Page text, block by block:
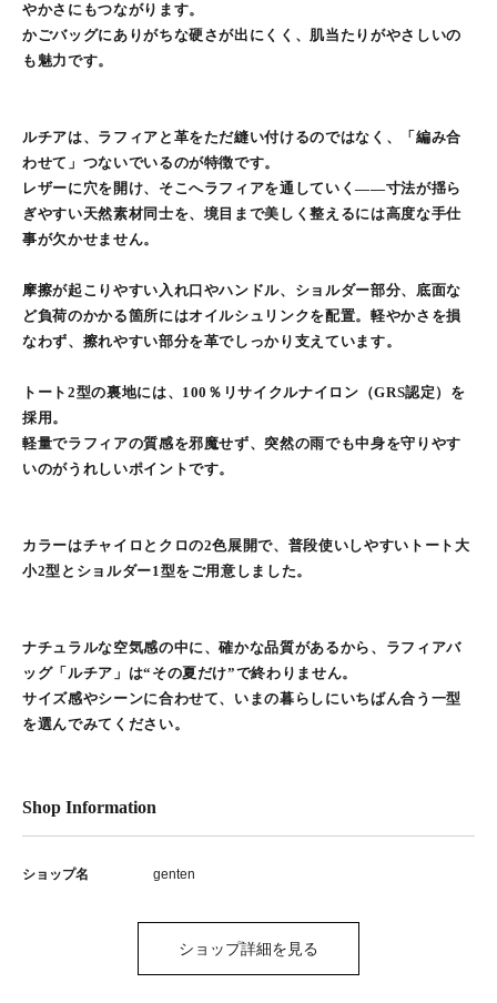
やかさにもつながります。
かごバッグにありがちな硬さが出にくく、肌当たりがやさしいの
も魅力です。
ルチアは、ラフィアと革をただ縫い付けるのではなく、「編み合
わせて」つないでいるのが特徴です。
レザーに穴を開け、そこへラフィアを通していく——寸法が揺ら
ぎやすい天然素材同士を、境目まで美しく整えるには高度な手仕
事が欠かせません。
摩擦が起こりやすい入れ口やハンドル、ショルダー部分、底面な
ど負荷のかかる箇所にはオイルシュリンクを配置。軽やかさを損
なわず、擦れやすい部分を革でしっかり支えています。
トート2型の裏地には、100％リサイクルナイロン（GRS認定）を
採用。
軽量でラフィアの質感を邪魔せず、突然の雨でも中身を守りやす
いのがうれしいポイントです。
カラーはチャイロとクロの2色展開で、普段使いしやすいトート大
小2型とショルダー1型をご用意しました。
ナチュラルな空気感の中に、確かな品質があるから、ラフィアバ
ッグ「ルチア」は“その夏だけ”で終わりません。
サイズ感やシーンに合わせて、いまの暮らしにいちばん合う一型
を選んでみてください。
Shop Information
ショップ名 genten
ショップ詳細を見る